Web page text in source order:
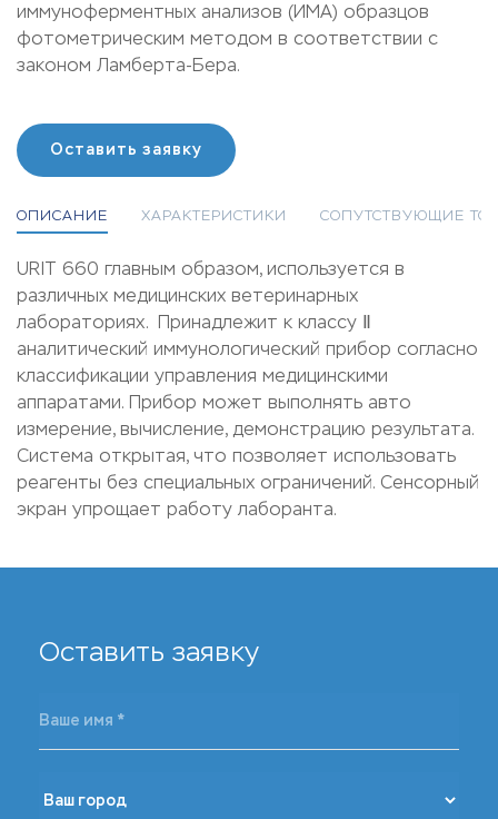
иммуноферментных анализов (ИМА) образцов
фотометрическим методом в соответствии с
законом Ламберта-Бера.
Оставить заявку
ОПИСАНИЕ ХАРАКТЕРИСТИКИ СОПУТСТВУЮЩИЕ
URIT 660 главным образом, используется в
различных медицинских ветеринарных
лабораториях. Принадлежит к классу Ⅱ
аналитический иммунологический прибор согласно
классификации управления медицинскими
аппаратами. Прибор может выполнять авто
измерение, вычисление, демонстрацию результата.
Система открытая, что позволяет использовать
реагенты без специальных ограничений. Сенсорный
экран упрощает работу лаборанта.
Оставить заявку